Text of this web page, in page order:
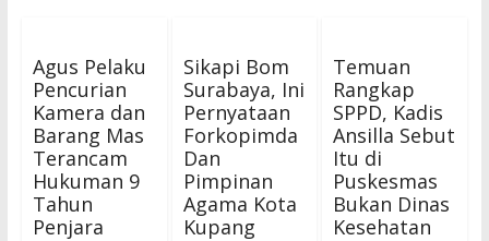
Agus Pelaku
Pencurian
Kamera dan
Barang Mas
Terancam
Hukuman 9
Tahun
Penjara
Sikapi Bom
Surabaya, Ini
Pernyataan
Forkopimda
Dan
Pimpinan
Agama Kota
Kupang
Temuan
Rangkap
SPPD, Kadis
Ansilla Sebut
Itu di
Puskesmas
Bukan Dinas
Kesehatan